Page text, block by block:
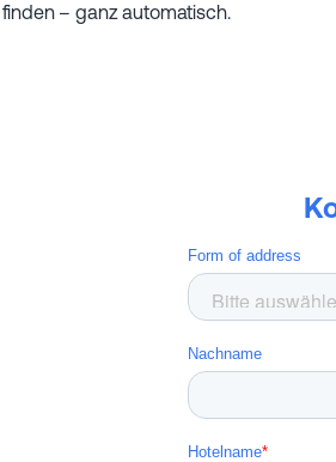
finden – ganz automatisch.